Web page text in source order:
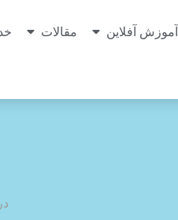
آموزش آفلاین مقالات